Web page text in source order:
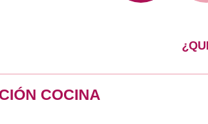
COCINA